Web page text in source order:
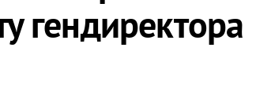
гендиректора